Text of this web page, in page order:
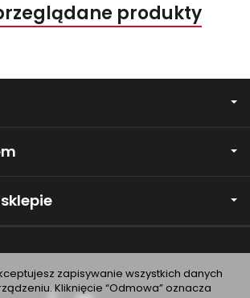
produkty
zapisywanie wszystkich danych
Kliknięcie “Odmowa” oznacza